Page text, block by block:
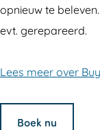
opnieuw te
evt. gerepareerd.
Lees meer over
Boek nu